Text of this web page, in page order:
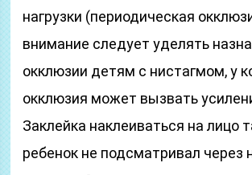
нагрузки (периодическая
внимание следует уделять
окклюзии детям с нистагмом, у
окклюзия может вызвать
Заклейка наклеиваться на лицо
ребенок не подсматривал через